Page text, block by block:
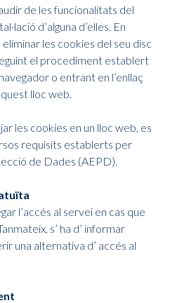
de les funcionalitats del
d’alguna d’elles. En
les cookies del seu disc
el procediment establert
o entrant en l’enllaç
lloc web.
les cookies en un lloc web, es
requisits establerts per
de Dades (AEPD).
l’accés al servei en cas que
s’ ha d’ informar
una alternativa d’ accés al